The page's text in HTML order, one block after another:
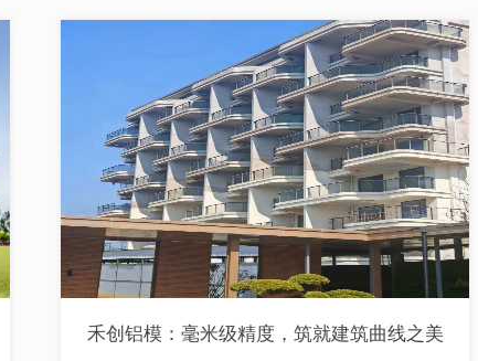
禾创铝模：毫米级精度，筑就建筑曲线之美